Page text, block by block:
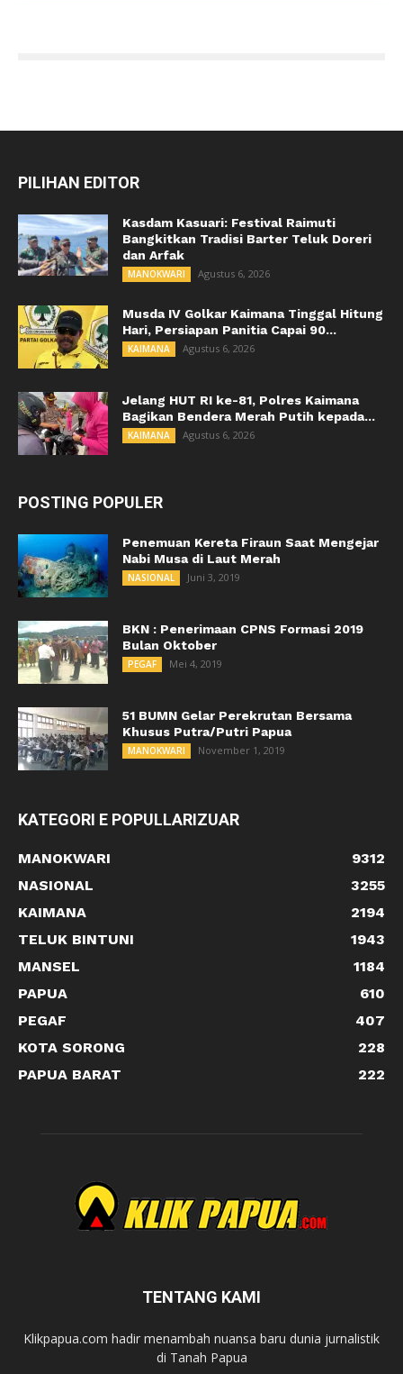
PILIHAN EDITOR
Kasdam Kasuari: Festival Raimuti
Bangkitkan Tradisi Barter Teluk Doreri
dan Arfak
MANOKWARI Agustus 6, 2026
Musda IV Golkar Kaimana Tinggal Hitung
Hari, Persiapan Panitia Capai 90...
KAIMANA Agustus 6, 2026
Jelang HUT RI ke-81, Polres Kaimana
Bagikan Bendera Merah Putih kepada...
KAIMANA Agustus 6, 2026
POSTING POPULER
Penemuan Kereta Firaun Saat Mengejar
Nabi Musa di Laut Merah
NASIONAL Juni 3, 2019
BKN : Penerimaan CPNS Formasi 2019
Bulan Oktober
PEGAF Mei 4, 2019
51 BUMN Gelar Perekrutan Bersama
Khusus Putra/Putri Papua
MANOKWARI November 1, 2019
KATEGORI E POPULLARIZUAR
MANOKWARI
9312
NASIONAL
3255
KAIMANA
2194
TELUK BINTUNI
1943
MANSEL
1184
PAPUA
610
PEGAF
407
KOTA SORONG
228
PAPUA BARAT
222
TENTANG KAMI
Klikpapua.com hadir menambah nuansa baru dunia jurnalistik
di Tanah Papua